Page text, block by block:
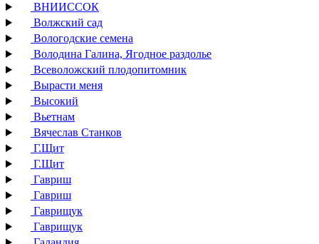
ВНИИССОК
Волжский сад
Вологодские семена
Володина Галина, Ягодное раздолье
Всеволожский плодопитомник
Вырасти меня
Высокий
Вьетнам
Вячеслав Станков
Г.Щит
Г.Щит
Гавриш
Гавриш
Гаврищук
Гаврищук